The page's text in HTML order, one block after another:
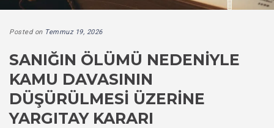
Posted on Temmuz 19, 2026
SANIĞIN ÖLÜMÜ NEDENIYLE
KAMU DAVASININ
DÜŞÜRÜLMESI ÜZERINE
YARGITAY KARARI